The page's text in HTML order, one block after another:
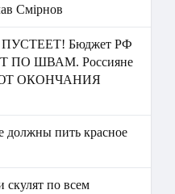
Смірнов
Бюджет РФ
ПО ШВАМ. Россияне
ОКОНЧАНИЯ
должны пить красное
скулят по всем